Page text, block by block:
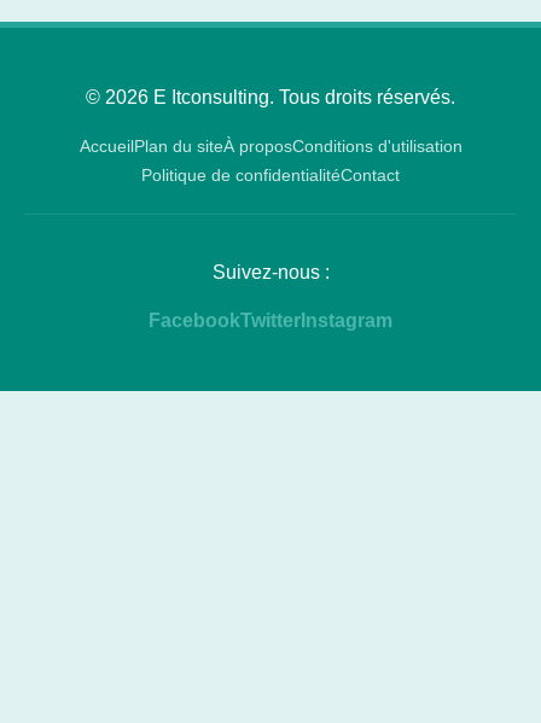
© 2026 E Itconsulting. Tous droits réservés.
AccueilPlan du siteÀ proposConditions d'utilisation
Politique de confidentialitéContact
Suivez-nous :
FacebookTwitter Instagram